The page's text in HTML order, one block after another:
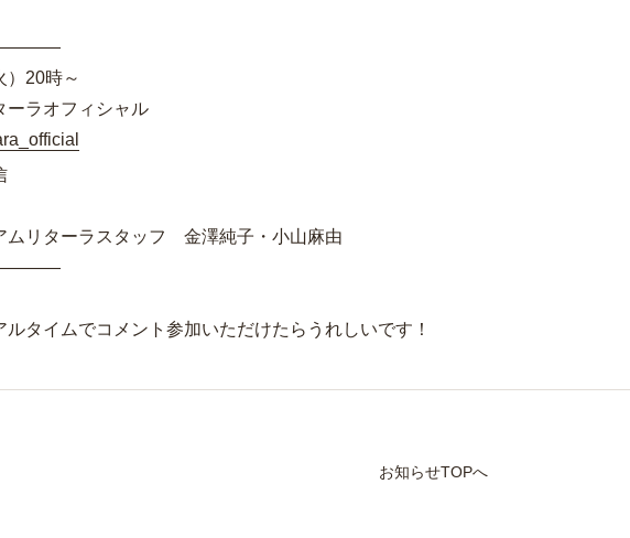
）20時～
ーラオフィシャル
ムリターラスタッフ 金澤純子・小山麻由
ルタイムでコメント参加いただけたらうれしいです！
お知らせTOPへ